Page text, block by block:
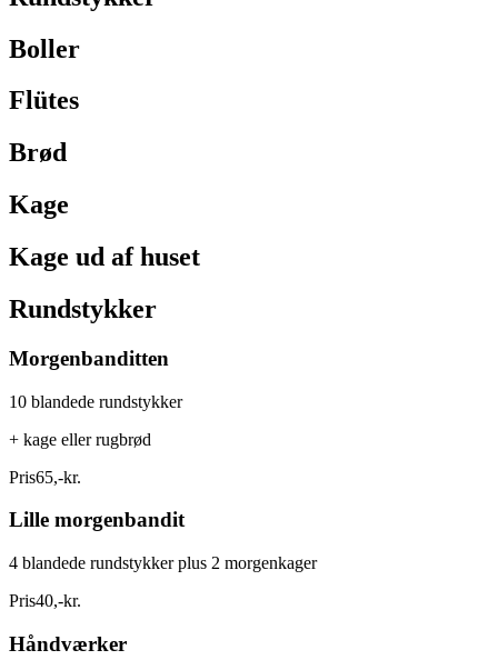
Boller
Flütes
Brød
Kage
Kage ud af huset
Rundstykker
Morgenbanditten
10 blandede rundstykker
+ kage eller rugbrød
Pris65,-kr.
Lille morgenbandit
4 blandede rundstykker plus 2 morgenkager
Pris40,-kr.
Håndværker